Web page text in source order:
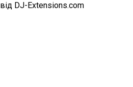
від DJ-Extensions.com